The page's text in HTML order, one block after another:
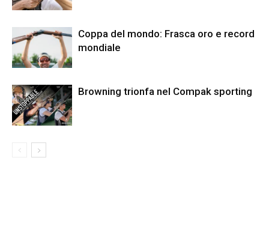
Coppa del mondo: Frasca oro e record
mondiale
Browning trionfa nel Compak sporting